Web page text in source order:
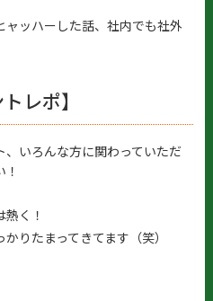
ッハーした話、社内でも社外
レポ】
いろんな方に関わっていただ
く！
りたまってきてます（笑）